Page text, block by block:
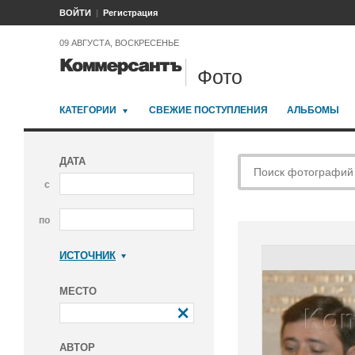
ВОЙТИ Регистрация
09 АВГУСТА, ВОСКРЕСЕНЬЕ
Фото
КАТЕГОРИИ СВЕЖИЕ ПОСТУПЛЕНИЯ АЛЬБОМЫ
ДАТА
с
по
ИСТОЧНИК
МЕСТО
АВТОР